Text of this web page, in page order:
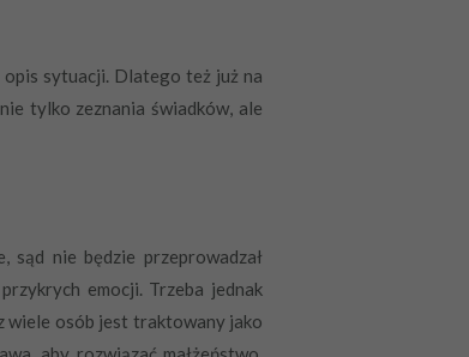
sytuacji. Dlatego też już na
tylko zeznania świadków, ale
nie będzie przeprowadzał
emocji. Trzeba jednak
wiele osób jest traktowany jako